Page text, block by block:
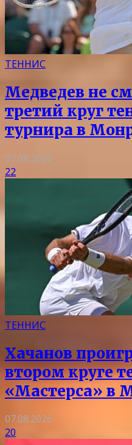
ТЕННИС
Медведев не
третий круг
турнира в
07.08.2026
22
ТЕННИС
Хачанов
втором круге
«Мастерса» в
07.08.2026
20